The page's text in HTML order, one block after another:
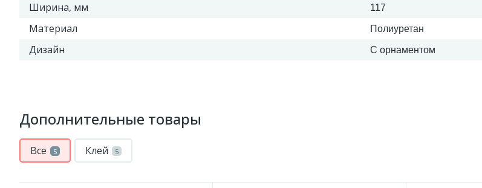
Ширина, мм 117
Материал Полиуретан
Дизайн С орнаментом
Дополнительные товары
Все 5 Клей 5